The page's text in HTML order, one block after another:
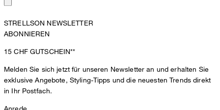
STRELLSON NEWSLETTER
ABONNIEREN
15 CHFGUTSCHEIN**
Melden Sie sich jetzt für unseren Newsletter an und erhalten Sie
exklusive Angebote, Styling-Tipps und die neuesten Trends direkt
in Ihr Postfach.